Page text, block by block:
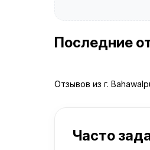
Последние
Отзывов из г.
Часто